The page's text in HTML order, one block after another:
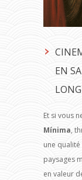
EN
Et si vous
Mínima,
une
paysages
en valeur